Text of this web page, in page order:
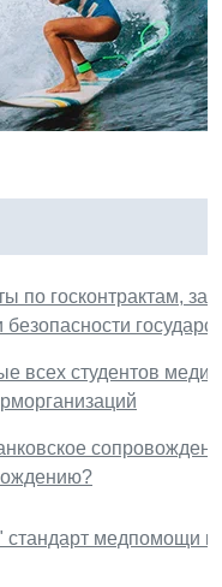
по госконтрактам,
всех студентов
стандарт медпомощи